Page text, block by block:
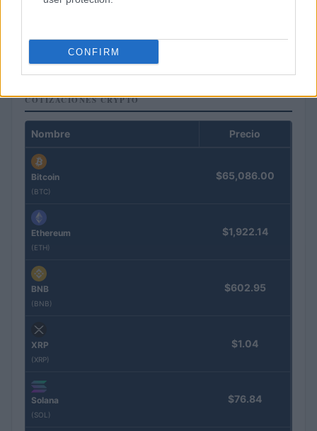
CONFIRM
Diego Martín · 9 Ago 2026
COTIZACIONES CRYPTO
Nombre Precio
Bitcoin
(BTC)
$65,086.00
Ethereum
(ETH)
$1,922.14
BNB
(BNB)
$602.95
XRP
(XRP)
$1.04
Solana
(SOL)
$76.84